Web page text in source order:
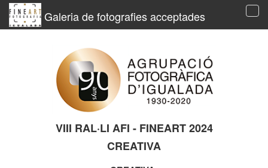
Galeria de fotografies acceptades
VIII RAL·LI AFI - FINEART 2024
CREATIVA